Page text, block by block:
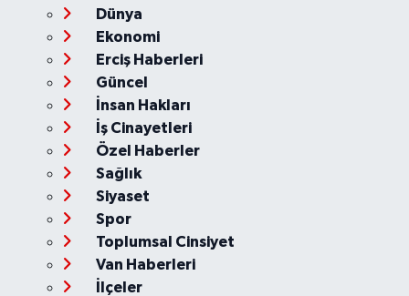
Dünya
Ekonomi
Erciş Haberleri
Güncel
İnsan Hakları
İş Cinayetleri
Özel Haberler
Sağlık
Siyaset
Spor
Toplumsal Cinsiyet
Van Haberleri
İlçeler